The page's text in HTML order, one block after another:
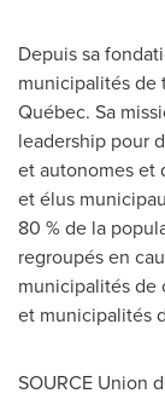
Depuis sa
municipalités de
Québec. Sa
leadership pour
et autonomes et
et élus
80 % de la
regroupés en
municipalités de
et municipalités
SOURCE Union